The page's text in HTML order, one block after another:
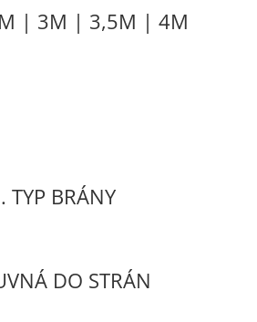
| 3M | 3,5M | 4M
TYP BRÁNY
DO STRÁN